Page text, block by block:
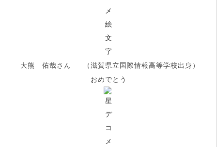
大熊 佑哉さん （滋賀県立国際情報高等学校出身）
おめでとう